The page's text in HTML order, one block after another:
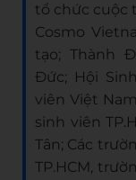
tổ chức cuộc
Cosmo
tạo; Thành
Đức; Hội
viên Việt
sinh viên
Tân; Các
TP.HCM,